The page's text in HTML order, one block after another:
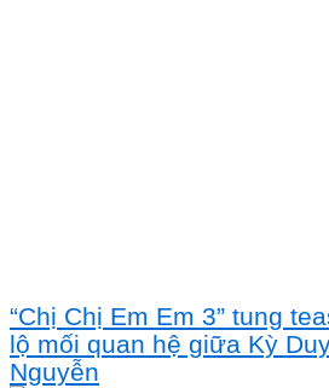
“Chị Chị Em Em 3” tung
lộ mối quan hệ giữa Kỳ
Nguyễn